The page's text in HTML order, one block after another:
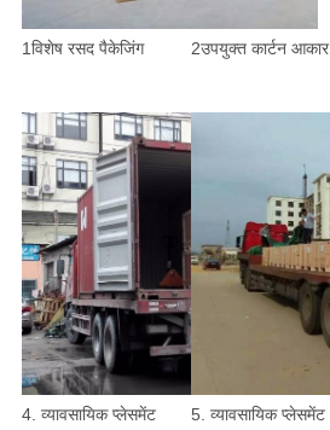
1विशेष रसद पैकेजिंग 2उपयुक्त कार्टन आकार
4. व्यावसायिक प्लेसमेंट 5. व्यावसायिक प्लेसमेंट